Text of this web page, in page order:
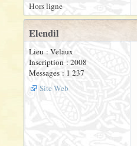
Hors ligne
Elendil
Lieu : Velaux
Inscription : 2008
Messages : 1 237
Site Web